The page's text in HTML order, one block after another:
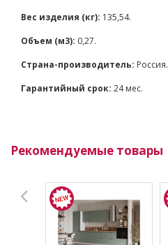
Вес изделия (кг): 135,54.
Объем (м3): 0,27.
Страна-производитель: Россия.
Гарантийный срок: 24 мес.
Рекомендуемые товары